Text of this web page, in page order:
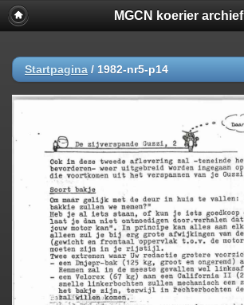
MGCN koerier archief
Startpagina / 1982-nr5-p14